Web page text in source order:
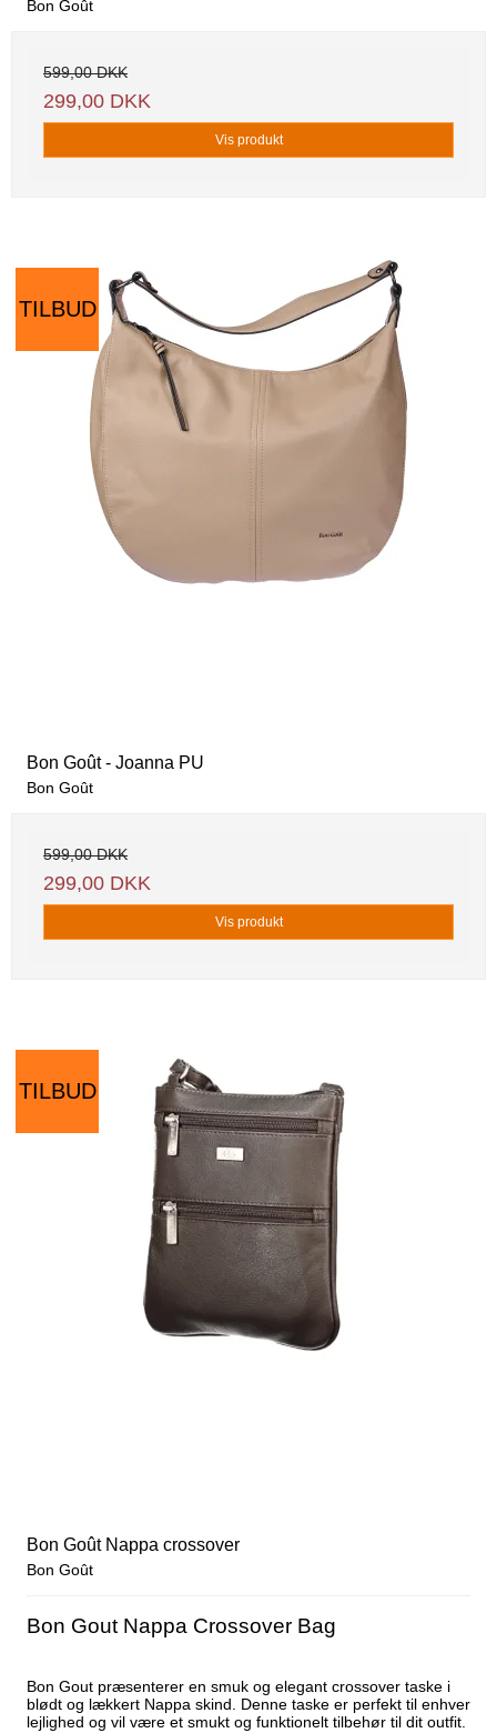
Bon Goût
599,00 DKK
299,00 DKK
Vis produkt
TILBUD
Bon Goût - Joanna PU
Bon Goût
599,00 DKK
299,00 DKK
Vis produkt
TILBUD
Bon Goût Nappa crossover
Bon Goût
Bon Gout Nappa Crossover Bag
Bon Gout præsenterer en smuk og elegant crossover taske i
blødt og lækkert Nappa skind. Denne taske er perfekt til enhver
lejlighed og vil være et smukt og funktionelt tilbehør til dit outfit.